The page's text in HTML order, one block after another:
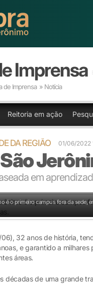
Imprensa
de Imprensa » Notícia
Reitoria em ação
DA REGIÃO 01/06/2022
em
é o primeiro campus fora da sede,
32 anos de história,
e garantido a
áreas.
décadas de uma grande